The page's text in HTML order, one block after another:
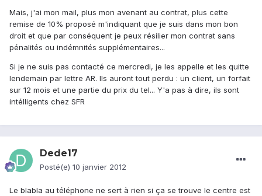
Mais, j'ai mon mail, plus mon avenant au contrat, plus cette
remise de 10% proposé m'indiquant que je suis dans mon bon
droit et que par conséquent je peux résilier mon contrat sans
pénalités ou indémnités supplémentaires...
Si je ne suis pas contacté ce mercredi, je les appelle et les quitte
lendemain par lettre AR. Ils auront tout perdu : un client, un forfait
sur 12 mois et une partie du prix du tel... Y'a pas à dire, ils sont
intélligents chez SFR
Dede17
Posté(e) 10 janvier 2012
Le blabla au téléphone ne sert à rien si ça se trouve le centre est